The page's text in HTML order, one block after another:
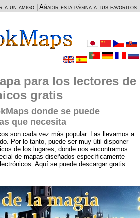
a un amigo Añadir esta página a tus favoritos
para los lectores de
gratis
donde se puede
que necesita
son cada vez más popular. Las llevamos a
Por lo tanto, puede ser muy útil disponer
de los lugares, donde nos encontramos.
de mapas diseñados específicamente
Aquí se puede descargar gratis.